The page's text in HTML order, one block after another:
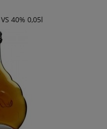
40% 0,05l